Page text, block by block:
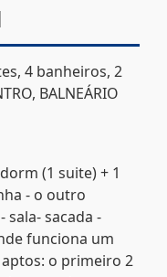
4 banheiros, 2
BALNEÁRIO
(1 suite) + 1
- o outro
sala- sacada -
funciona um
o primeiro 2